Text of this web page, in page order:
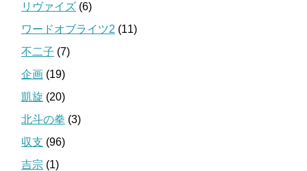
リヴァイズ (6)
ワードオブライツ2 (11)
不二子 (7)
企画 (19)
凱旋 (20)
北斗の拳 (3)
収支 (96)
吉宗 (1)